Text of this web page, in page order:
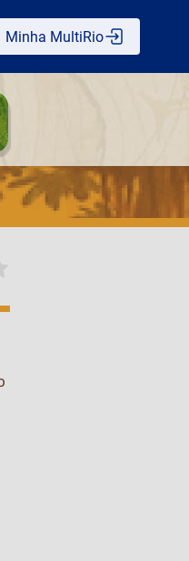
Minha MultiRio